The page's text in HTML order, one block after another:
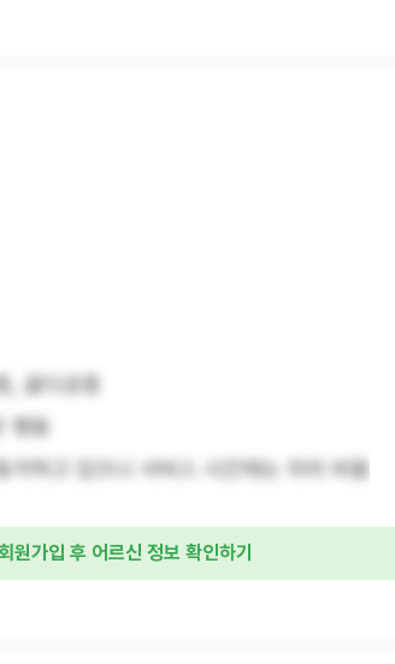
, 골다공증
행동
거하고 있으나 서비스 시간에는 자리 비움
회원가입 후 어르신 정보 확인하기